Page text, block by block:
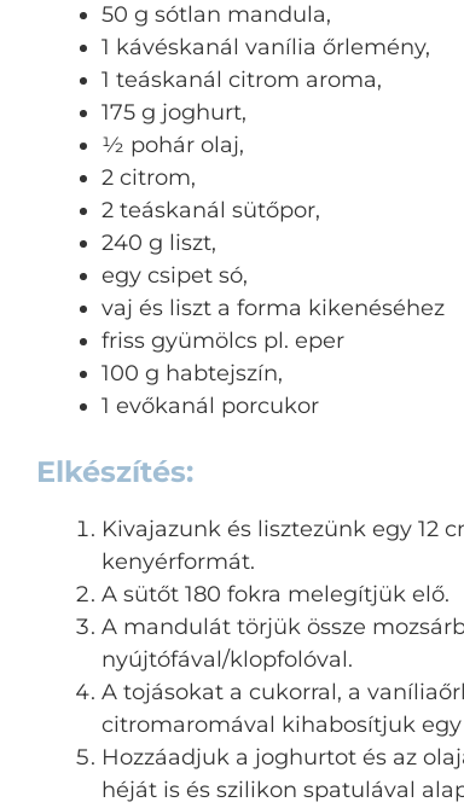
50 g sótlan mandula,
1 kávéskanál vanília őrlemény,
1 teáskanál citrom aroma,
175 g joghurt,
½ pohár olaj,
2 citrom,
2 teáskanál sütőpor,
240 g liszt,
egy csipet só,
vaj és liszt a forma kikenéséhez
friss gyümölcs pl. eper
100 g habtejszín,
1 evőkanál porcukor
Elkészítés:
Kivajazunk és lisztezünk egy 12
kenyérformát.
A sütőt 180 fokra melegítjük elő.
A mandulát törjük össze
nyújtófával/klopfolóval.
A tojásokat a cukorral, a
citromaromával kihabosítjuk
Hozzáadjuk a joghurtot és az
héját is és szilikon spatulával